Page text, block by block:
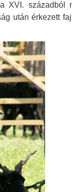
XVI. századból
után érkezett